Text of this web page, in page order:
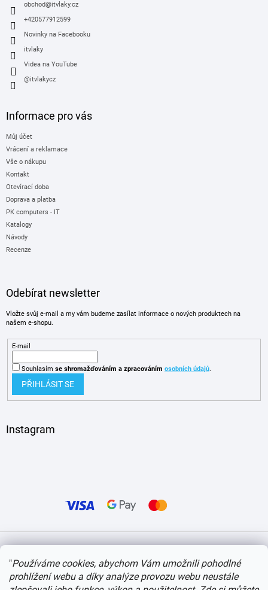
"Používáme cookies, abychom Vám umožnili pohodlné
prohlížení webu a díky analýze provozu webu neustále
obchod@itvlaky.cz
+420577912599
Novinky na Facebooku
itvlaky
Videa na YouTube
@itvlakycz
Informace pro vás
Můj účet
Vrácení a reklamace
Vše o nákupu
Kontakt
Otevírací doba
Doprava a platba
PK computers - IT
Katalogy
Návody
Recenze
Odebírat newsletter
Vložte svůj e-mail a my vám budeme zasílat informace o nových produktech na
našem e-shopu.
E-mail
Souhlasím se shromažďováním a zpracováním osobních údajů.
PŘIHLÁSIT SE
Instagram
Copyright 2026 itvlaky.cz . Všechna práva vyhrazena. Upravit nastavení cookies